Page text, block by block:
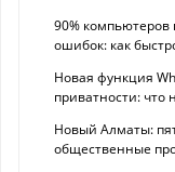
90% компьютеров
ошибок: как
Новая функция
приватности: что
Новый Алматы:
общественные